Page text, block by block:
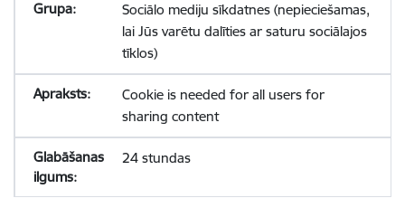
Sociālo mediju sīkdatnes (nepieciešamas,
lai Jūs varētu dalīties ar saturu sociālajos
tīklos)
Cookie is needed for all users for
sharing content
24 stundas